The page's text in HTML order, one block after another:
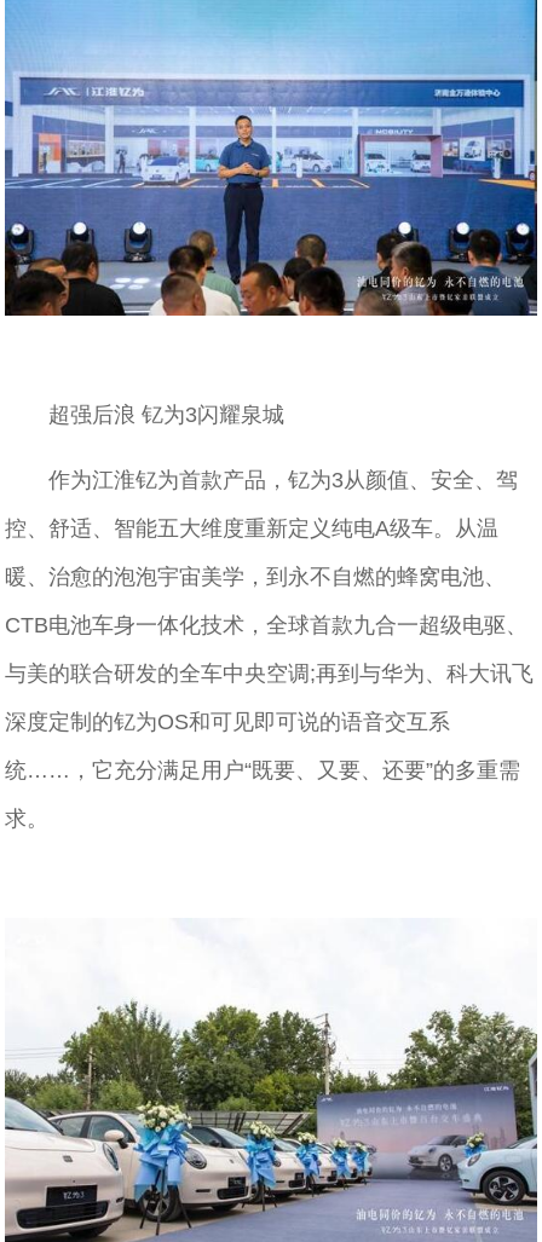
超强后浪 钇为3闪耀泉城
作为江淮钇为首款产品，钇为3从颜值、安全、驾
控、舒适、智能五大维度重新定义纯电A级车。从温
暖、治愈的泡泡宇宙美学，到永不自燃的蜂窝电池、
CTB电池车身一体化技术，全球首款九合一超级电驱、
与美的联合研发的全车中央空调;再到与华为、科大讯飞
深度定制的钇为OS和可见即可说的语音交互系
统……，它充分满足用户“既要、又要、还要”的多重需
求。